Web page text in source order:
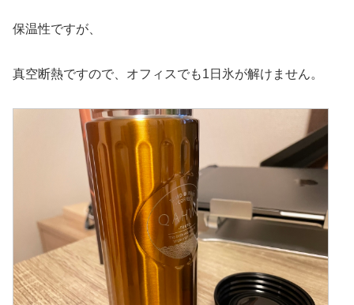
保温性ですが、
真空断熱ですので、オフィスでも1日氷が解けません。